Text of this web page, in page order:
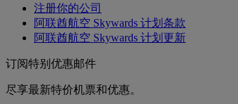
注册你的公司
阿联酋航空 Skywards 计划条款
阿联酋航空 Skywards 计划更新
订阅特别优惠邮件
尽享最新特价机票和优惠。